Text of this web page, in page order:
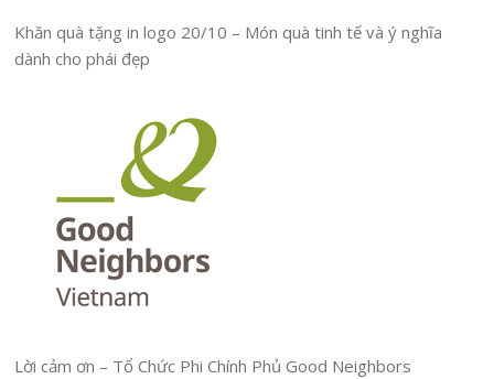
Khăn quà tặng in logo 20/10 – Món quà tinh tế và ý nghĩa
dành cho phái đẹp
Lời cảm ơn – Tổ Chức Phi Chính Phủ Good Neighbors